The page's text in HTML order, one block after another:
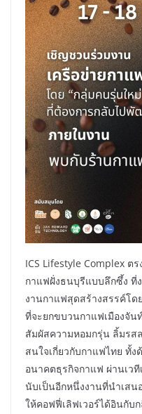
ICS Lifestyle Complex ต
กาแฟฝั่งธนบุรีแบบลึกซึ้ง ที่
งานกาแฟสุดสร้างสรรค์โ
ที่จะยกขบวนกาแฟเมืองจั
สัมผัสความหอมกรุ่น ลิ้มรส
สนใจเกี่ยวกับกาแฟไทย ทั้
อนาคตธุรกิจกาแฟ ผ่านเว
นับเป็นอีกหนึ่งงานที่นำเสน
ให้คอฟฟี่เลิฟเวอร์ได้อินกับ